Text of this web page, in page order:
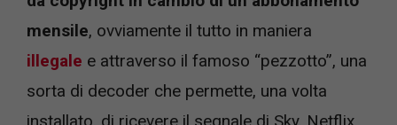
mensile, ovviamente il tutto in maniera
illegale e attraverso il famoso “pezzotto”, una
sorta di decoder che permette, una volta